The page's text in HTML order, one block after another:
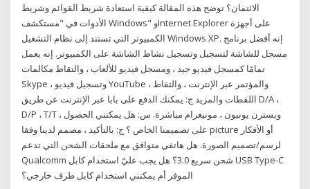
الائتمان؟ توضح هذه المقالة كيفية استعادة شريط القوائم وشريط
الأدوات في "مستكشف Windows" وInternet Explorer على أجهزة
الكمبيوتر التي تستند إلى نظام التشغيل Windows XP. إنه أفضل برنامج
مسجل للشاشة لتسجيل وتسجيل نشاط الشاشة على الكمبيوتر. إنه يعمل
تمامًا كمسجل فيديو جيد ، ومسجل فيديو للألعاب ، والتقاط مكالمات
Skype ، وتسجيل فيديو YouTube ، والمؤتمر عبر الإنترنت ، والتقاط
اللقطات والمزيد ج: يمكنك الدفع على بابا عبر الإنترنت عن طريق D/A ،
D/P ، T/T ، ويسترن يونيون ، مونيغرام مباشرة. س: هل يمكنني الحصول
على تصميمنا الخاص ؟ ج: بالتأكيد ، مصمم لدينا وفقا picture أو الأفكار
لرسم/تصميم الصورة. هل هاتفي متوافق مع ملحقات الشحن التي تدعم
Qualcomm شحن سريع 3.0؟ هل يجب عليّ استخدام كابل USB Type-C
الموفر أم يمكنني استخدام كابل طرف خارجي؟